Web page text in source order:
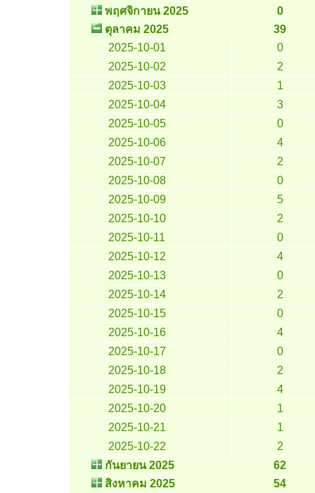
พฤศจิกายน 2025
0
ตุลาคม 2025
39
2025-10-01
0
2025-10-02
2
2025-10-03
1
2025-10-04
3
2025-10-05
0
2025-10-06
4
2025-10-07
2
2025-10-08
0
2025-10-09
5
2025-10-10
2
2025-10-11
0
2025-10-12
4
2025-10-13
0
2025-10-14
2
2025-10-15
0
2025-10-16
4
2025-10-17
0
2025-10-18
2
2025-10-19
4
2025-10-20
1
2025-10-21
1
2025-10-22
2
กันยายน 2025
62
สิงหาคม 2025
54